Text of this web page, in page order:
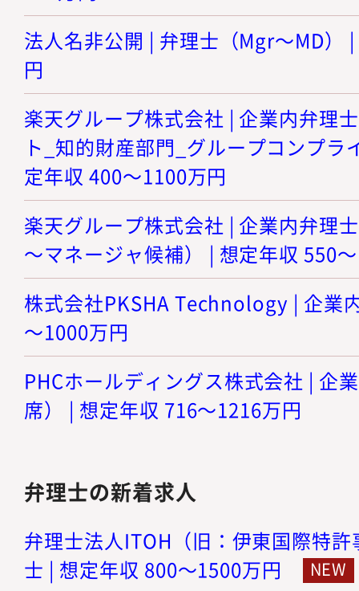
法人名非公開 | 弁理士（Mgr～MD）
円
楽天グループ株式会社 | 企業内弁理
ト_知的財産部門_グループコンプラ
定年収 400～1100万円
楽天グループ株式会社 | 企業内弁理
～マネージャ候補） | 想定年収 550
株式会社PKSHA Technology | 企業
～1000万円
PHCホールディングス株式会社 | 企
席） | 想定年収 716～1216万円
弁理士の新着求人
弁理士法人ITOH（旧：伊東国際特
士 | 想定年収 800～1500万円